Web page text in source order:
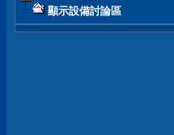
顯示設備討論區